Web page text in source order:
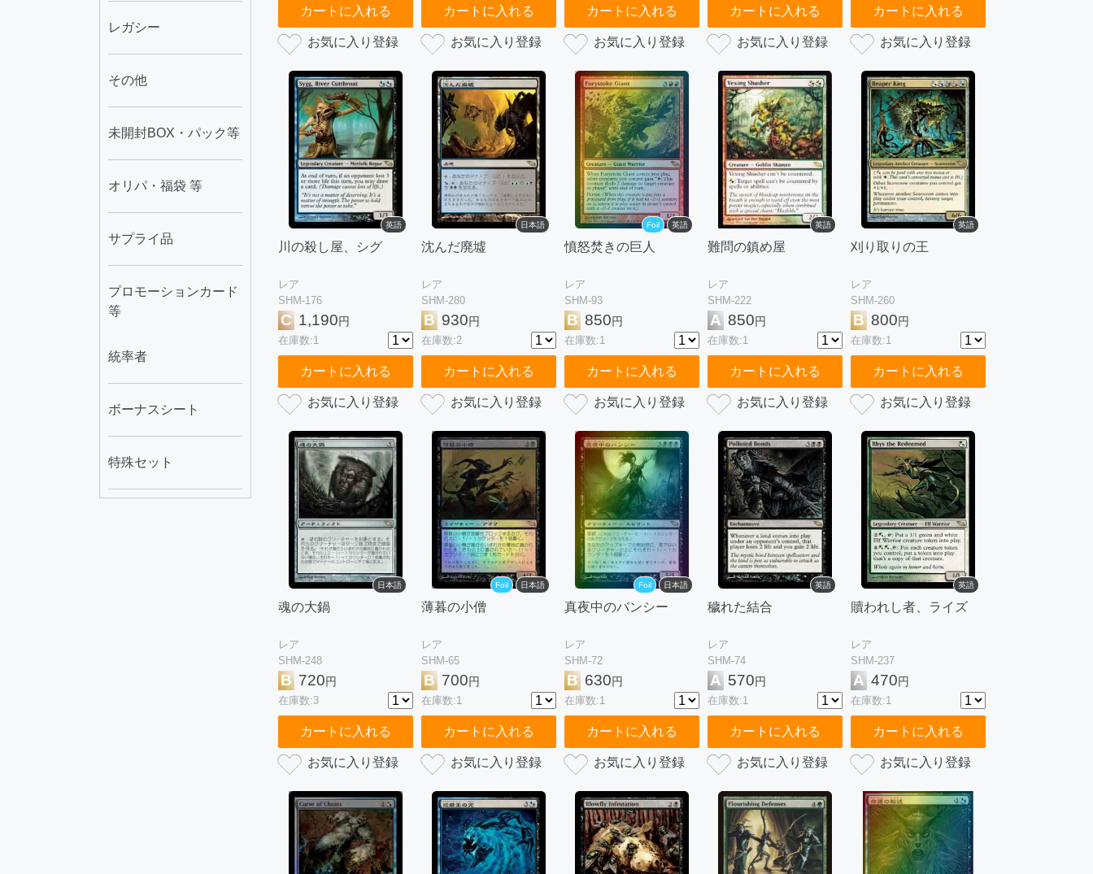
レガシー
その他
未開封BOX・パック等
オリパ・福袋 等
サプライ品
プロモーションカード
等
統率者
ボーナスシート
特殊セット
カートに入れる カートに入れる カートに入れる カートに入れる カートに入れる
英語
川の殺し屋、シグ
レア
SHM-176
C 1,190円
在庫数:1
カートに入れる
日本語
沈んだ廃墟
レア
SHM-280
B 930円
在庫数:2
カートに入れる
Foil 英語
憤怒焚きの巨人
レア
SHM-93
B 850円
在庫数:1
カートに入れる
英語
難問の鎮め屋
レア
SHM-222
A 850円
在庫数:1
カートに入れる
英語
刈り取りの王
レア
SHM-260
B 800円
在庫数:1
カートに入れる
日本語
魂の大鍋
レア
SHM-248
B 720円
在庫数:3
カートに入れる
Foil 日本語
薄暮の小僧
レア
SHM-65
B 700円
在庫数:1
カートに入れる
Foil 日本語
真夜中のバンシー
レア
SHM-72
B 630円
在庫数:1
カートに入れる
英語
穢れた結合
レア
SHM-74
A 570円
在庫数:1
カートに入れる
英語
贖われし者、ライズ
レア
SHM-237
A 470円
在庫数:1
カートに入れる